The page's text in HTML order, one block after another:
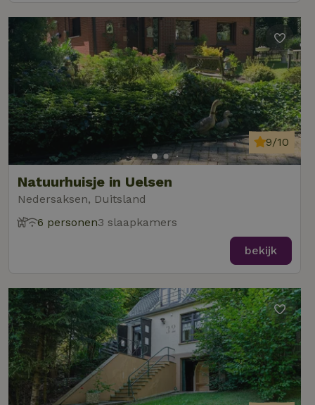
Natuurhuisje in Uelsen
Nedersaksen, Duitsland
9/10
6 personen3 slaapkamers
bekijk